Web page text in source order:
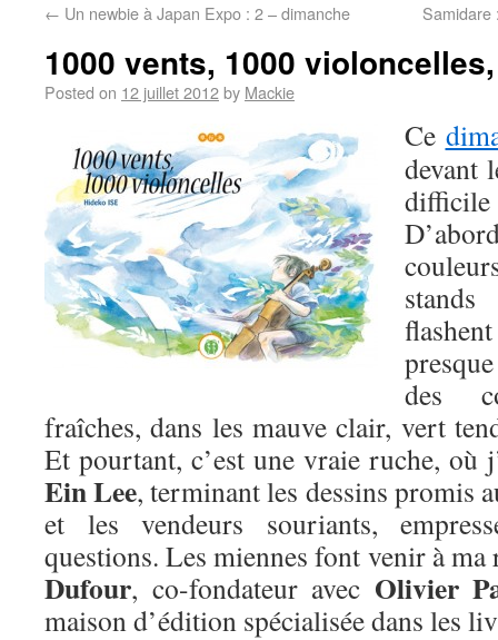
← Un newbie à Japan Expo : 2 – dimanche Samidare
1000 vents, 1000
Posted on 12 juillet 2012by Mackie
Ce
devant
difficile
des
fraîches, dans les mauve clair, vert
Et pourtant, c’est une vraie ruche, où
Ein Lee, terminant les dessins promis
et les vendeurs souriants,
questions. Les miennes font venir à
Dufour, co-fondateur avec Olivier
maison d’édition spécialisée dans les